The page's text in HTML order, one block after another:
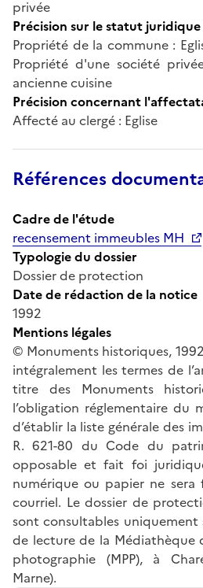
privée
Précision sur le statut
Propriété de la commune :
Propriété d'une société
ancienne cuisine
Précision concernant
Affecté au clergé : Eglise
Références
Cadre de l'étude
recensement immeubles MH
Typologie du dossier
Dossier de protection
Date de rédaction de la notice
1992
Mentions légales
© Monuments historiques,
intégralement les termes de
titre des Monuments
l’obligation réglementaire du
d’établir la liste générale des
R. 621-80 du Code du
opposable et fait foi
numérique ou papier ne
courriel. Le dossier de
sont consultables uniquement
de lecture de la
photographie (MPP), à
Marne).